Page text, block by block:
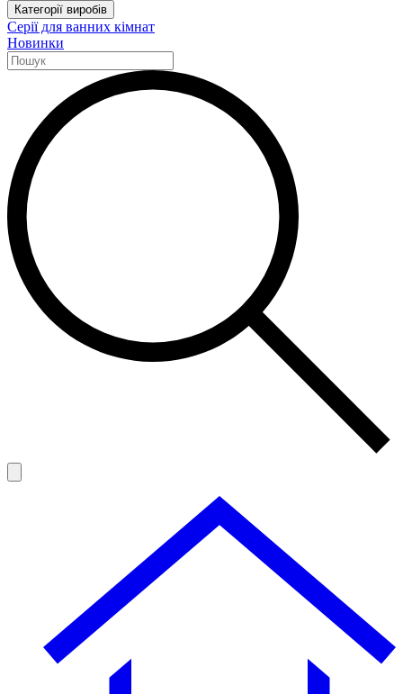
Категорії виробів
Серії для ванних кімнат
Новинки